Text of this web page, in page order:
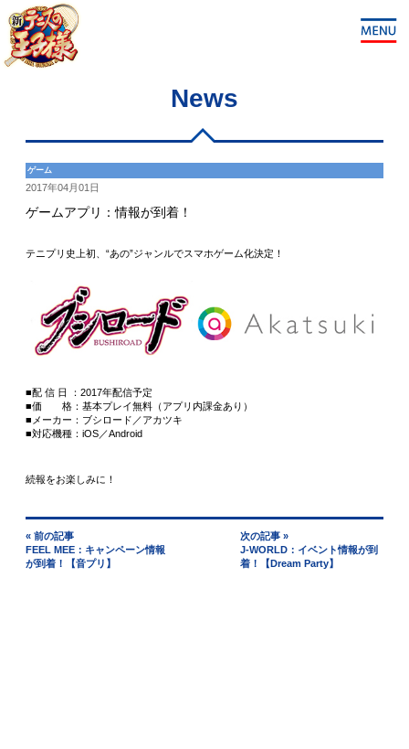
News
ゲーム
2017年04月01日
ゲームアプリ：情報が到着！
テニプリ史上初、“あの”ジャンルでスマホゲーム化決定！
■配 信 日 ：2017年配信予定
■価 格：基本プレイ無料（アプリ内課金あり）
■メーカー：ブシロード／アカツキ
■対応機種：iOS／Android
続報をお楽しみに！
« 前の記事
FEEL MEE：キャンペーン情報
が到着！【音プリ】
次の記事 »
J-WORLD：イベント情報が到
着！【Dream Party】